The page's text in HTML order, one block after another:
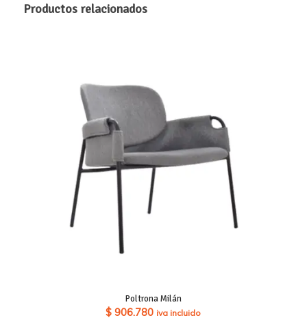
Productos relacionados
Poltrona Milán
$ 906.780 iva incluido